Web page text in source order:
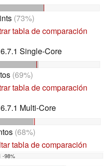
(73%)
tabla de comparación
Single-Core
(69%)
tabla de comparación
Multi-Core
(68%)
tabla de comparación
-98%